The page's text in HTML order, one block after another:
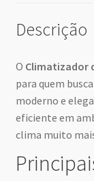
Descrição
O Climatizador
para quem
moderno e
eficiente em
clima muito